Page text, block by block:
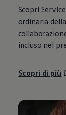
Scopri
ordinaria
incluso nel
Scopri di più